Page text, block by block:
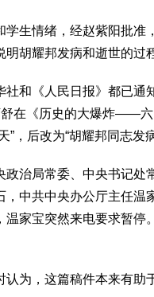
情绪，经赵紫阳批准
胡耀邦发病和逝世的过
《人民日报》都已通
在《历史的大爆炸——
”，后改为“胡耀邦同志发
局常委、中央书记处
，中共中央办公厅主任温
温家宝突然来电要求暂停
，这篇稿件本来有助